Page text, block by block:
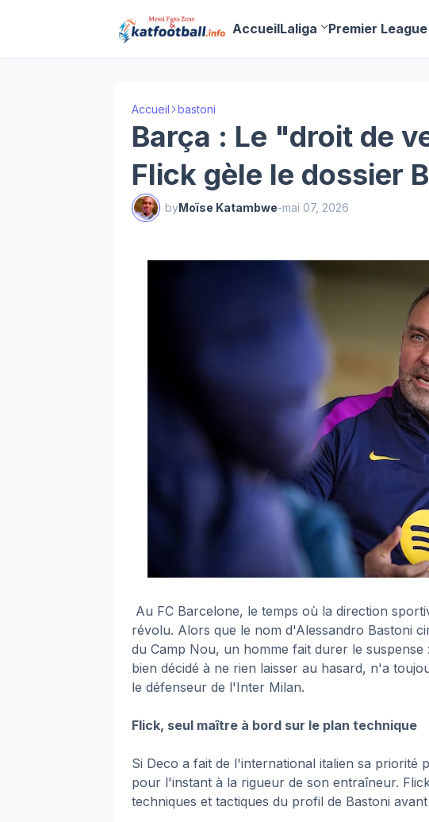
AccueilLaliga Premier League
Accueil bastoni
Barça : Le "droit de
Flick gèle le dossier
byMoïse Katambwe-mai 07, 2026
Au FC Barcelone, le temps où la direction
révolu. Alors que le nom d'Alessandro Bastoni
du Camp Nou, un homme fait durer le suspense
bien décidé à ne rien laisser au hasard, n'a
le défenseur de l'Inter Milan.
Flick, seul maître à bord sur le plan technique
Si Deco a fait de l'international italien sa priorité
pour l'instant à la rigueur de son entraîneur.
techniques et tactiques du profil de Bastoni